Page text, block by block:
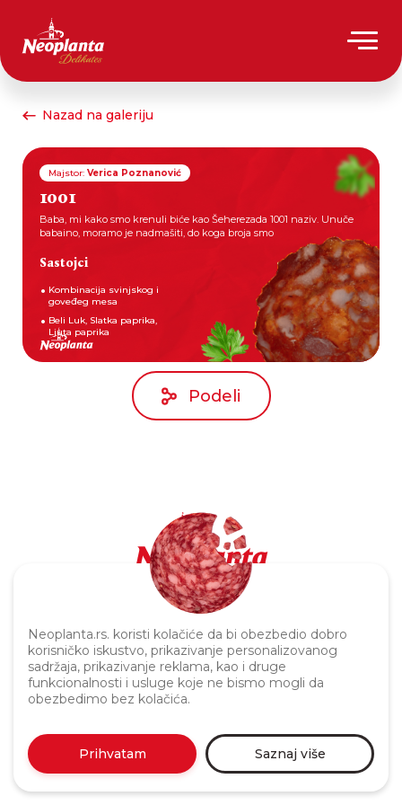
Neoplanta.rs. koristi kolačiće da bi obezbedio dobro
korisničko iskustvo, prikazivanje personalizovanog
sadržaja, prikazivanje reklama, kao i druge
funkcionalnosti i usluge koje ne bismo mogli da
obezbedimo bez kolačića.
Prihvatam Saznaj više
Nazad na galeriju
Majstor: Verica Poznanović
1001
Baba, mi kako smo krenuli biće kao Šeherezada 1001 naziv. Unuče
babaino, moramo je nadmašiti, do koga broja smo
Sastojci
Kombinacija svinjskog i
goveđeg mesa
Beli Luk, Slatka paprika,
Ljuta paprika
Podeli
Politika privatnosti